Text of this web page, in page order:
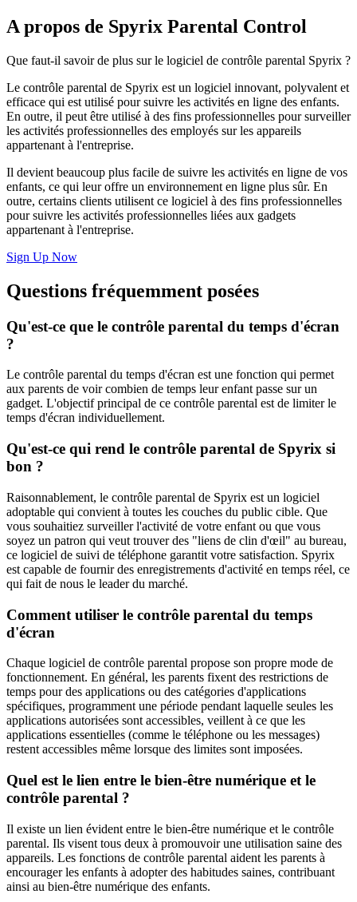
A propos de Spyrix Parental Control
Que faut-il savoir de plus sur le logiciel de contrôle parental Spyrix ?
Le contrôle parental de Spyrix est un logiciel innovant, polyvalent et
efficace qui est utilisé pour suivre les activités en ligne des enfants.
En outre, il peut être utilisé à des fins professionnelles pour surveiller
les activités professionnelles des employés sur les appareils
appartenant à l'entreprise.
Il devient beaucoup plus facile de suivre les activités en ligne de vos
enfants, ce qui leur offre un environnement en ligne plus sûr. En
outre, certains clients utilisent ce logiciel à des fins professionnelles
pour suivre les activités professionnelles liées aux gadgets
appartenant à l'entreprise.
Sign Up Now
Questions fréquemment posées
Qu'est-ce que le contrôle parental du temps d'écran
?
Le contrôle parental du temps d'écran est une fonction qui permet
aux parents de voir combien de temps leur enfant passe sur un
gadget. L'objectif principal de ce contrôle parental est de limiter le
temps d'écran individuellement.
Qu'est-ce qui rend le contrôle parental de Spyrix si
bon ?
Raisonnablement, le contrôle parental de Spyrix est un logiciel
adoptable qui convient à toutes les couches du public cible. Que
vous souhaitiez surveiller l'activité de votre enfant ou que vous
soyez un patron qui veut trouver des "liens de clin d'œil" au bureau,
ce logiciel de suivi de téléphone garantit votre satisfaction. Spyrix
est capable de fournir des enregistrements d'activité en temps réel, ce
qui fait de nous le leader du marché.
Comment utiliser le contrôle parental du temps
d'écran
Chaque logiciel de contrôle parental propose son propre mode de
fonctionnement. En général, les parents fixent des restrictions de
temps pour des applications ou des catégories d'applications
spécifiques, programment une période pendant laquelle seules les
applications autorisées sont accessibles, veillent à ce que les
applications essentielles (comme le téléphone ou les messages)
restent accessibles même lorsque des limites sont imposées.
Quel est le lien entre le bien-être numérique et le
contrôle parental ?
Il existe un lien évident entre le bien-être numérique et le contrôle
parental. Ils visent tous deux à promouvoir une utilisation saine des
appareils. Les fonctions de contrôle parental aident les parents à
encourager les enfants à adopter des habitudes saines, contribuant
ainsi au bien-être numérique des enfants.